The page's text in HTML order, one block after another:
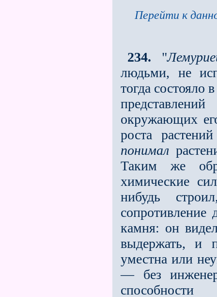
Перейти к
234. "
людьми, не
тогда состояло
окружающих
роста
понимал
Таким же
химические
нибудь
сопротивление
камня: он
выдержать, и
уместна или
— без